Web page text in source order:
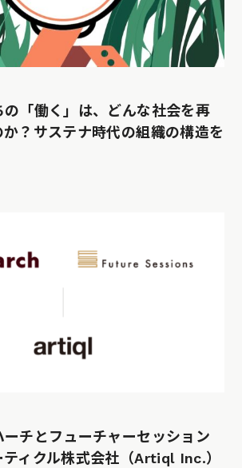
の「働く」は、どんな社会を再
？サステナ時代の組織の構造を
ーチとフューチャーセッション
ィクル株式会社（Artiql Inc.）